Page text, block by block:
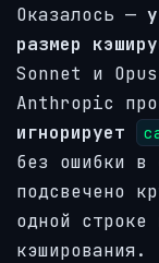
Оказалось —
размер
Sonnet и
Anthropic
игнорирует
без ошибки в
подсвечено
одной строке
кэширования.